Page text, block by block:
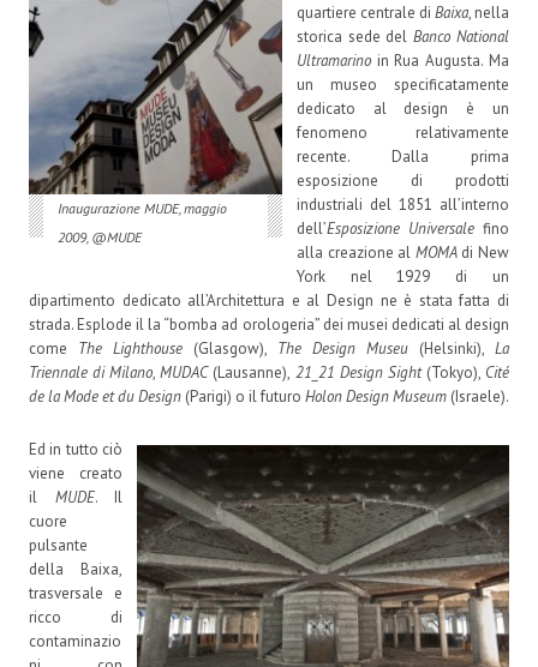
Inaugurazione MUDE, maggio
2009, @MUDE
quartiere centrale di Baixa, nella
storica sede delBanco National
Ultramarinoin Rua Augusta. Ma
un museo specificatamente
dedicato al design è un
fenomeno relativamente
recente. Dalla prima
esposizione di prodotti
industriali del 1851 all’interno
dell’Esposizione Universale fino
alla creazione al MOMAdi New
York nel 1929 di un
dipartimento dedicato all’Architettura e al Design ne è stata fatta di
strada. Esplode il la “bomba ad orologeria” dei musei dedicati al design
come The Lighthouse (Glasgow), The Design Museu (Helsinki), La
Triennale di Milano,MUDAC(Lausanne), 21_21 Design Sight(Tokyo), Cité
de la Mode et du Design (Parigi) o il futuro Holon Design Museum (Israele).
Ed in tutto ciò
viene creato
il MUDE. Il
cuore
pulsante
della Baixa,
trasversale e
ricco di
contaminazio